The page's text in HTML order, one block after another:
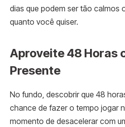
dias que podem ser tão calmos
quanto você quiser.
Aproveite 48 Horas
Presente
No fundo, descobrir que 48
chance de fazer o tempo jogar
momento de desacelerar com